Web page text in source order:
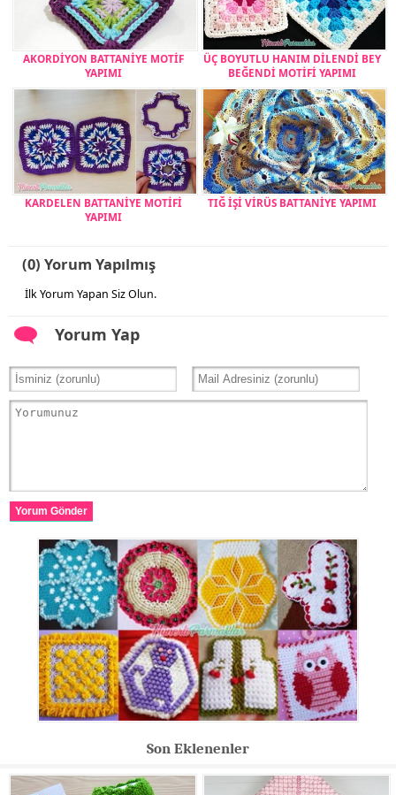
AKORDİYON BATTANİYE MOTİF
YAPIMI
ÜÇ BOYUTLU HANIM DİLENDİ BEY
BEĞENDİ MOTİFİ YAPIMI
KARDELEN BATTANİYE MOTİFİ
YAPIMI
TIĞ İŞİ VİRÜS BATTANİYE YAPIMI
(0) Yorum Yapılmış
İlk Yorum Yapan Siz Olun.
Yorum Yap
Yorum Gönder
Son Eklenenler